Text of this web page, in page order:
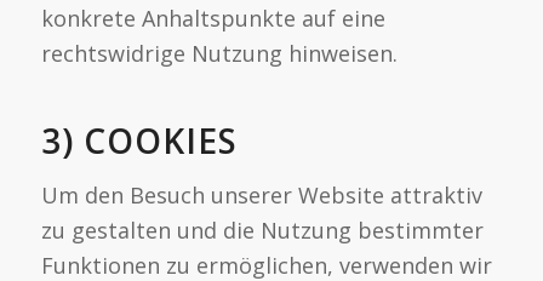
konkrete Anhaltspunkte auf eine
rechtswidrige Nutzung hinweisen.
3) COOKIES
Um den Besuch unserer Website attraktiv
zu gestalten und die Nutzung bestimmter
Funktionen zu ermöglichen, verwenden wir